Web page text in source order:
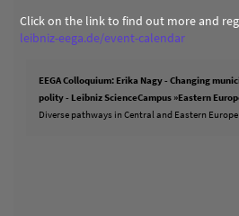
Click on the link to find out more and
leibniz-eega.de/event-calendar
EEGA Colloquium: Erika Nagy - Changing
polity - Leibniz ScienceCampus »Eastern
Diverse pathways in Central and Eastern Europe